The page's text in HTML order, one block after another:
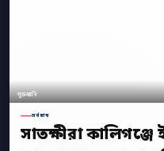
মুক্তধ্বনি
সর্বশেষ
সাতক্ষীরা কালিগঞ্জে